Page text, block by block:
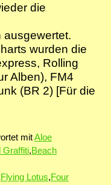
die
ausgewertet.
wurden die
Rolling
Alben), FM4
(BR 2) [Für die
mitAloe
Graffiti,Beach
Flying Lotus,Four